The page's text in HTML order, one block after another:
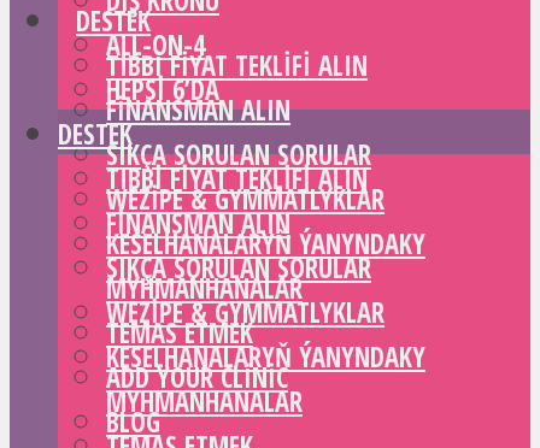
DESTEK
TIBBI FIYAT TEKLIFI ALIN
FINANSMAN ALIN
SIKÇA SORULAN SORULAR
WEZIPE & GYMMATLYKLAR
KESELHANALARYŇ ÝANYNDAKY
MYHMANHANALAR
TEMAS ETMEK
ADD YOUR CLINIC
BLOG
ALL-ON-4
HEPSI 6’DA
DESTEK
TIBBI FIYAT TEKLIFI ALIN
FINANSMAN ALIN
SIKÇA SORULAN SORULAR
WEZIPE & GYMMATLYKLAR
KESELHANALARYŇ ÝANYNDAKY
MYHMANHANALAR